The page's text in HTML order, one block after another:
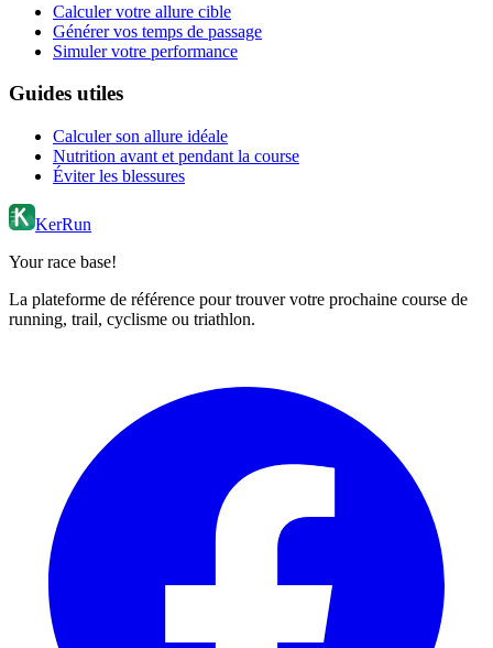
Calculer votre allure cible
Générer vos temps de passage
Simuler votre performance
Guides utiles
Calculer son allure idéale
Nutrition avant et pendant la course
Éviter les blessures
KerRun
Your race base!
La plateforme de référence pour trouver votre prochaine course de
running, trail, cyclisme ou triathlon.